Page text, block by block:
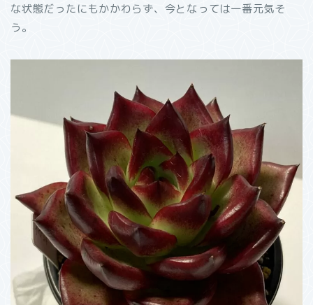
な状態だったにもかかわらず、今となっては一番元気そ
う。